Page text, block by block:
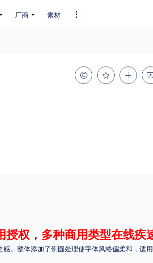
BIG5 SHIFT-JIS
厂商 素材
权，多种商用类型在线疾
。整体添加了倒圆处理使字体风格偏柔和，适